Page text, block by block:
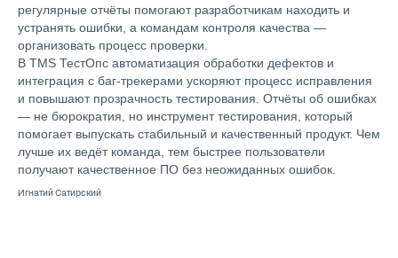
регулярные отчёты помогают разработчикам находить и
устранять ошибки, а командам контроля качества —
организовать процесс проверки.
В TMS ТестОпс автоматизация обработки дефектов и
интеграция с баг-трекерами ускоряют процесс исправления
и повышают прозрачность тестирования. Отчёты об ошибках
— не бюрократия, но инструмент тестирования, который
помогает выпускать стабильный и качественный продукт. Чем
лучше их ведёт команда, тем быстрее пользователи
получают качественное ПО без неожиданных ошибок.
Игнатий Сатирский